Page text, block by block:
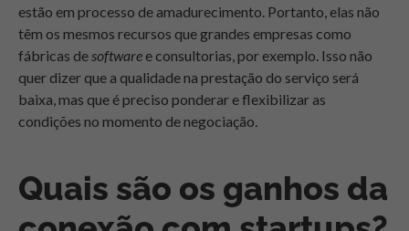
estão em processo de amadurecimento. Portanto, elas não
têm os mesmos recursos que grandes empresas como
fábricas desoftware e consultorias, por exemplo. Isso não
quer dizer que a qualidade na prestação do serviço será
baixa, mas que é preciso ponderar e flexibilizar as
condições no momento de negociação.
Quais são os ganhos da